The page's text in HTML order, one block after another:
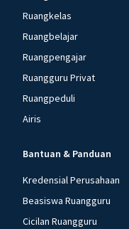
Ruangkelas
Ruangbelajar
Ruangpengajar
Ruangguru Privat
Ruangpeduli
Airis
Bantuan & Panduan
Kredensial Perusahaan
Beasiswa Ruangguru
Cicilan Ruangguru